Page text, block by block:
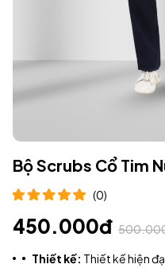
Bộ Scrubs Cổ Tim
(0)
450.000đ
Thiết kế: Thiết kế hiện